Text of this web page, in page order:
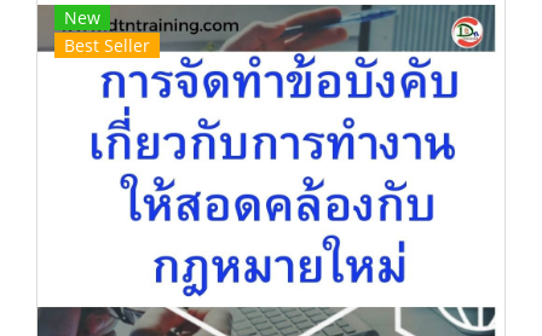
New
Best Seller